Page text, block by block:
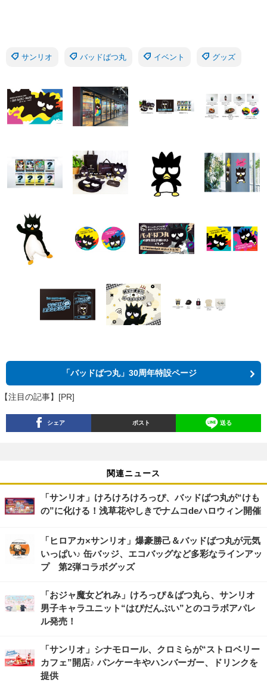
サンリオ バッドばつ丸 イベント グッズ
「バッドばつ丸」30周年特設ページ
【注目の記事】[PR]
シェア ポスト 送る
関連ニュース
「サンリオ」けろけろけろっぴ、バッドばつ丸が“けも
の”に化ける！浅草花やしきでナムコdeハロウィン開催
「ヒロアカ×サンリオ」爆豪勝己＆バッドばつ丸が元気
いっぱい♪ 缶バッジ、エコバッグなど多彩なラインアッ
プ 第2弾コラボグッズ
「おジャ魔女どれみ」けろっぴ＆ばつ丸ら、サンリオ
男子キャラユニット“はぴだんぶい”とのコラボアパレ
ル発売！
「サンリオ」シナモロール、クロミらが“ストロベリー
カフェ”開店♪ パンケーキやハンバーガー、ドリンクを
提供